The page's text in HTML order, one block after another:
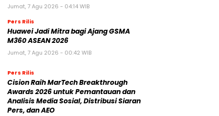
Jumat, 7 Agu 2026 - 04:14 WIB
Pers Rilis
Huawei Jadi Mitra bagi Ajang GSMA
M360 ASEAN 2026
Jumat, 7 Agu 2026 - 00:42 WIB
Pers Rilis
Cision Raih MarTech Breakthrough
Awards 2026 untuk Pemantauan dan
Analisis Media Sosial, Distribusi Siaran
Pers, dan AEO